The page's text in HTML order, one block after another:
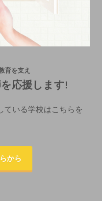
育を支え
応援します!
ている学校はこちらを
から